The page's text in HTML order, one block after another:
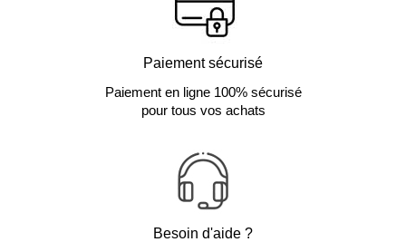
Paiement sécurisé
Paiement en ligne 100% sécurisé
pour tous vos achats
Besoin d'aide ?